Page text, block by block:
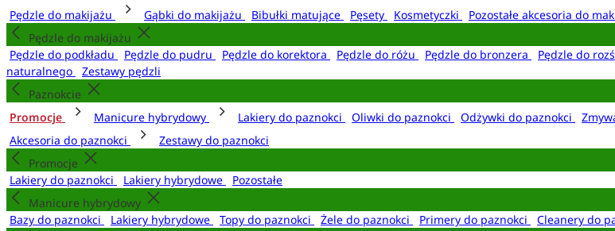
Pędzle do makijażu
Gąbki do makijażu Bibułki matujące Pęsety Kosmetyczki
Pozostałe akcesoria do
Pędzle do makijażu
Pędzle do podkładu
Pędzle do pudru Pędzle do korektora Pędzle do różu Pędzle do bronzera Pędzle do
naturalnego
Zestawy pędzli
Paznokcie
Promocje
Manicure hybrydowy Lakiery do paznokci Oliwki do paznokci Odżywki do paznokci
Akcesoria do paznokci
Zestawy do paznokci
Promocje
Lakiery do paznokci
Lakiery hybrydowe
Pozostałe
Manicure hybrydowy
Bazy do paznokci
Lakiery hybrydowe Topy do paznokci Żele do paznokci Primery do paznokci Cleanery do